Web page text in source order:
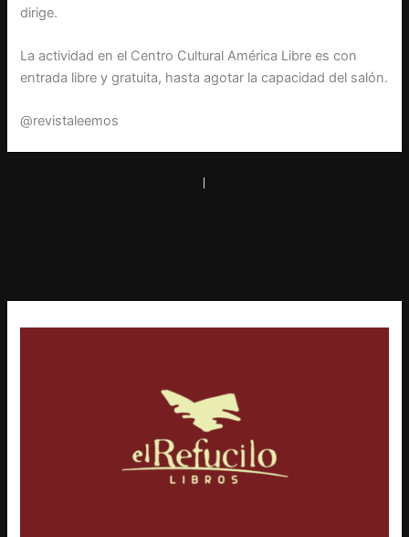
dirige.
La actividad en el Centro Cultural América Libre es con
entrada libre y gratuita, hasta agotar la capacidad del salón.
@revistaleemos